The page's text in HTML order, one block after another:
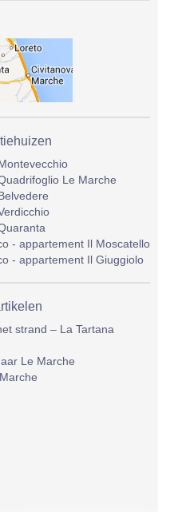
Le Marche
- appartement Il Moscatello
- appartement Il Giuggiolo
strand – La Tartana
Le Marche